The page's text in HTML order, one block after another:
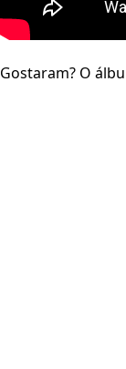
Gostaram? O